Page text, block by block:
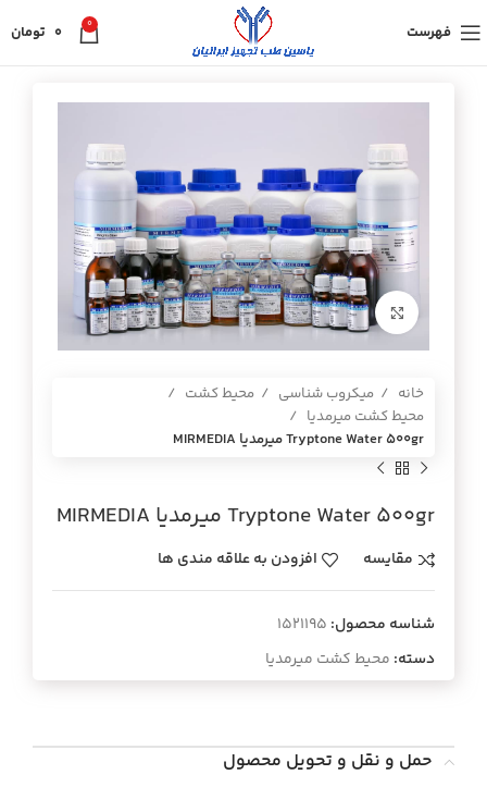
فهرست 0
0 تومان
برای بزرگنمایی کلیک کنید
خانه میکروب شناسی
محیط کشت
محیط کشت میرمدیا
Tryptone Water 500gr ميرمديا MIRMEDIA
Tryptone Water 500gr ميرمديا MIRMEDIA
مقایسه افزودن به علاقه مندی ها
شناسه محصول: 1521195
دسته: محیط کشت میرمدیا
حمل و نقل و تحویل محصول